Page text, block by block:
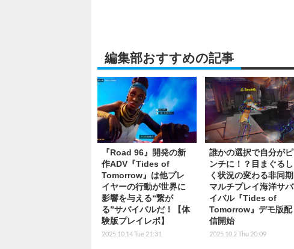
編集部おすすめの記事
『Road 96』開発の新
作ADV『Tides of
Tomorrow』は他プレ
イヤーの行動が世界に
影響を与える“繋が
る”サバイバルだ！【体
験版プレイレポ】
2025.10.14 Tue 21:31
誰かの選択で自分がピ
ンチに！？目まぐるし
く状況の変わる非同期
マルチプレイ海洋サバ
イバル『Tides of
Tomorrow』デモ版配
信開始
2025.10.2 Thu 20:09